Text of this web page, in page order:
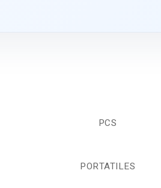
PCS
PORTATILES